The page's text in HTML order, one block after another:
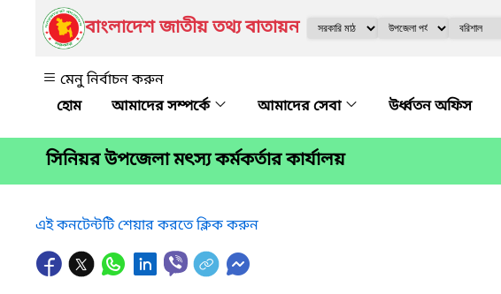
বাংলাদেশ জাতীয় তথ্য বাতায়ন
মেনু নির্বাচন করুন
আমাদের সম্পর্কে
আমাদের সেবা উর্ধ্বতন অফিস
সিনিয়র উপজেলা মৎস্য কর্মকর্তার কার্যালয়
এই কনটেন্টটি শেয়ার করতে ক্লিক করুন